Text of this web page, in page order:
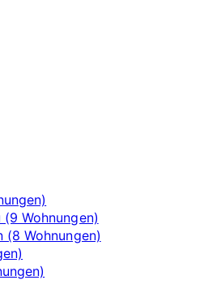
Wohnungen)
(8 Wohnungen)